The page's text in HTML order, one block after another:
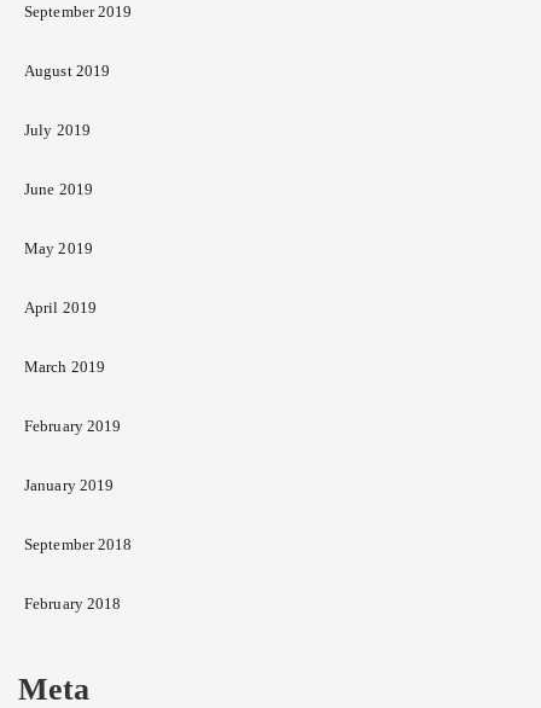
September 2019
August 2019
July 2019
June 2019
May 2019
April 2019
March 2019
February 2019
January 2019
September 2018
February 2018
Meta